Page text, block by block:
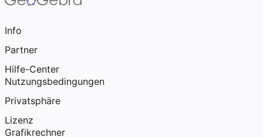
Info
Partner
Hilfe-Center
Nutzungsbedingungen
Privatsphäre
Lizenz
Grafikrechner